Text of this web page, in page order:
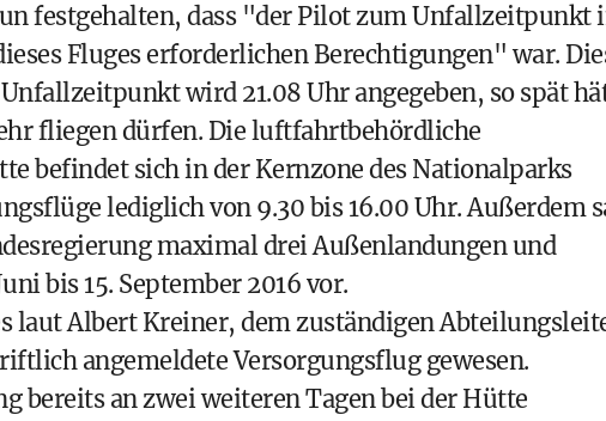
festgehalten, dass "der Pilot zum Unfallzeitpunkt
Fluges erforderlichen Berechtigungen" war.
wird 21.08 Uhr angegeben, so spät
fliegen dürfen. Die luftfahrtbehördliche
befindet sich in der Kernzone des Nationalparks
lediglich von 9.30 bis 16.00 Uhr. Außerdem
maximal drei Außenlandungen und
bis 15. September 2016 vor.
laut Albert Kreiner, dem zuständigen
angemeldete Versorgungsflug gewesen.
bereits an zwei weiteren Tagen bei der Hütte